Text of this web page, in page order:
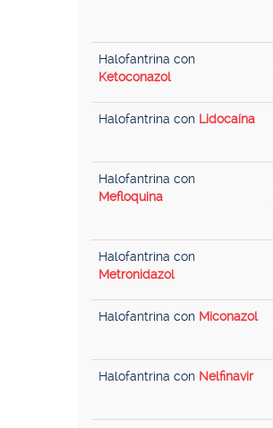
Halofantrina con
Ketoconazol
Halofantrina con Lidocaína
Halofantrina con
Mefloquina
Halofantrina con
Metronidazol
Halofantrina con Miconazol
Halofantrina con Nelfinavir